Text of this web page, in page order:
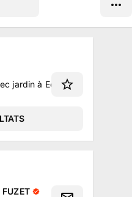
jardin à Echassières
FUZET